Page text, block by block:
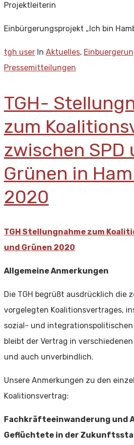
Projektleiterin
Einbürgerungsprojekt „Ich bin
tgh user In Aktuelles,
Pressemitteilungen
TGH-
zum
zwischen SPD
Grünen in
2020
TGH Stellungnahme zum
und Grünen 2020
Allgemeine Anmerkungen
Die TGH begrüßt ausdrücklich die
vorgelegten Koalitionsvertrages,
sozial- und integrationspolitischen
bleibt der Vertrag in
und auch unverbindlich.
Unsere Anmerkungen zu den
Koalitionsvertrag:
Fachkräfteeinwanderung und
Geflüchtete in der